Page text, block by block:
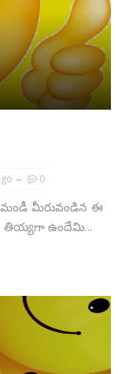
0
మీరువండిన ఈ
తియ్యగా ఉందేమి...